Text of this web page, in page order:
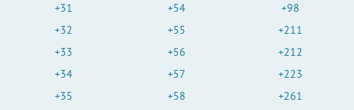
+31
+32
+33
+34
+35
+54
+55
+56
+57
+58
+98
+211
+212
+223
+261